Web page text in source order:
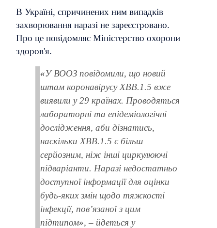
В Україні, спричинених ним випадків
захворювання наразі не зареєстровано.
Про це повідомляє Міністерство охорони
здоров'я.
«У ВООЗ повідомили, що новий
штам коронавірусу XBB.1.5 вже
виявили у 29 країнах. Проводяться
лабораторні та епідеміологічні
дослідження, аби дізнатись,
наскільки XBB.1.5 є більш
серйозним, ніж інші циркулюючі
підваріанти. Наразі недостатньо
доступної інформації для оцінки
будь-яких змін щодо тяжкості
інфекції, пов’язаної з цим
підтипом», – йдеться у